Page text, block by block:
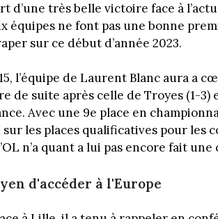
d’une très belle victoire face à
équipes ne font pas une bonne
sur ce début d’année 2023.
l’équipe de Laurent Blanc aura a
de suite après celle de Troyes (1-
Avec une 9e place en
les places qualificatives pour les
n’a quant a lui pas encore fait une
d'accéder à l'Europe